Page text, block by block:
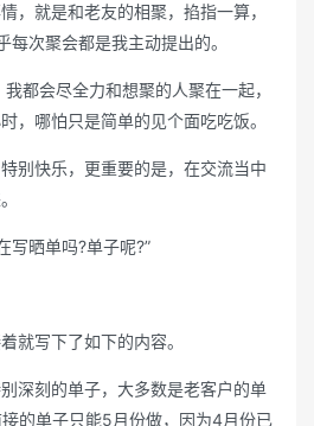
，就是和老友的相聚，掐指一算，
次聚会都是我主动提出的。
都会尽全力和想聚的人聚在一起，
，哪怕只是简单的见个面吃吃饭。
别快乐，更重要的是，在交流当中
写晒单吗?单子呢?”
就写下了如下的内容。
深刻的单子，大多数是老客户的单
的单子只能5月份做，因为4月份已